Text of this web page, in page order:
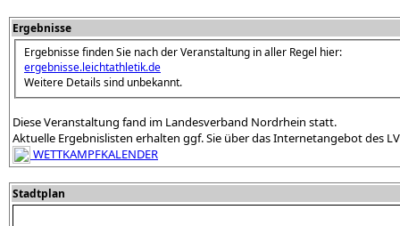
Ergebnisse
Ergebnisse finden Sie nach der Veranstaltung in aller Regel hier:
ergebnisse.leichtathletik.de
Weitere Details sind unbekannt.
Diese Veranstaltung fand im Landesverband Nordrhein statt.
Aktuelle Ergebnislisten erhalten ggf. Sie über das Internetangebot des
WETTKAMPFKALENDER
Stadtplan